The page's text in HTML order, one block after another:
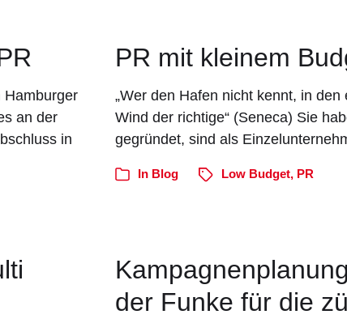
Hamburger
an der
in
PR mit kleinem
„Wer den Hafen nicht kennt, in
Wind der richtige“ (Seneca) Sie
gegründet, sind als
In Blog Low Budget, PR
der Funke für die